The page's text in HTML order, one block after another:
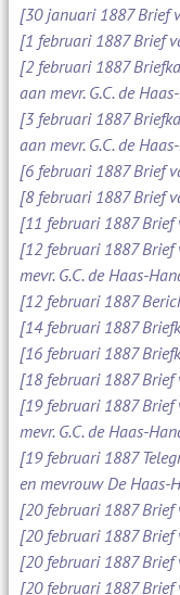
[30 januari 1887 Brief
[1 februari 1887 Brief
[2 februari 1887
aan mevr. G.C. de
[3 februari 1887
aan mevr. G.C. de
[6 februari 1887 Brief
[8 februari 1887 Brief
[11 februari 1887
[12 februari 1887 Brief
mevr. G.C. de Haas-
[12 februari 1887
[14 februari 1887
[16 februari 1887
[18 februari 1887 Brief
[19 februari 1887 Brief
mevr. G.C. de Haas-
[19 februari 1887
en mevrouw De Haas-
[20 februari 1887 Brief
[20 februari 1887 Brief
[20 februari 1887 Brief
[20 februari 1887 Brief